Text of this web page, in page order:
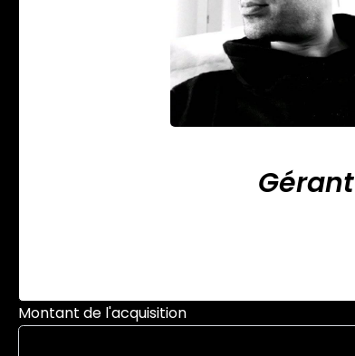
Gérant
Montant de l'acquisition